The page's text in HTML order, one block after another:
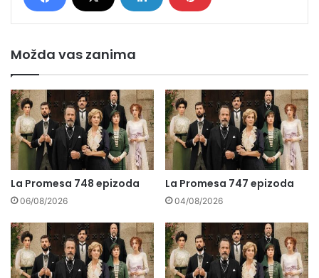
Možda vas zanima
La Promesa 748 epizoda
06/08/2026
La Promesa 747 epizoda
04/08/2026